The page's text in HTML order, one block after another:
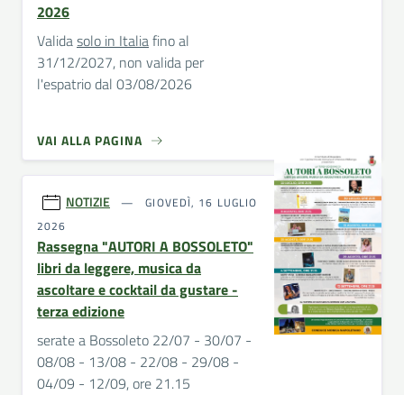
2026
Validasolo in Italiafino al
31/12/2027, non valida per
l'espatrio dal 03/08/2026
VAI ALLA PAGINA
NOTIZIE
GIOVEDÌ, 16 LUGLIO
2026
Rassegna "AUTORI A BOSSOLETO"
libri da leggere, musica da
ascoltare e cocktail da gustare -
terza edizione
serate a Bossoleto 22/07 - 30/07 -
08/08 - 13/08 - 22/08 - 29/08 -
04/09 - 12/09, ore 21.15